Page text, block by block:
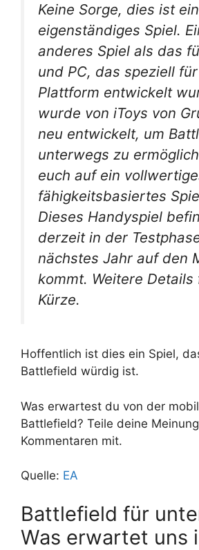
Keine Sorge, dies ist ein
eigenständiges Spiel.
anderes Spiel als das
und PC, das speziell
Plattform entwickelt
wurde von iToys von
neu entwickelt, um
unterwegs zu
euch auf ein
fähigkeitsbasiertes
Dieses Handyspiel
derzeit in der
nächstes Jahr auf den
kommt. Weitere Details
Kürze.
Hoffentlich ist dies ein Spiel,
Battlefield würdig ist.
Was erwartest du von der
Battlefield? Teile deine
Kommentaren mit.
Quelle: EA
Battlefield für
Was erwartet uns